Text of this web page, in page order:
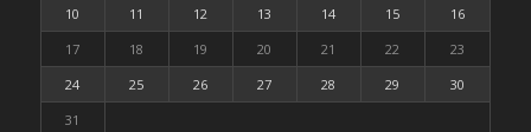
10
11 12 13 14 15
16
17
18 19 20 21 22
23
24
25 26 27 28 29
30
31